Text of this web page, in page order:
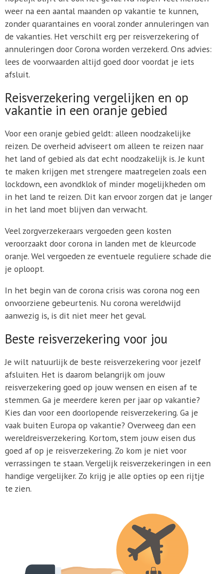
weer na een aantal maanden op vakantie te kunnen,
zonder quarantaines en vooral zonder annuleringen van
de vakanties. Het verschilt erg per reisverzekering of
annuleringen door Corona worden verzekerd. Ons advies:
lees de voorwaarden altijd goed door voordat je iets
afsluit.
Reisverzekering vergelijken en op
vakantie in een oranje gebied
Voor een oranje gebied geldt: alleen noodzakelijke
reizen. De overheid adviseert om alleen te reizen naar
het land of gebied als dat echt noodzakelijk is. Je kunt
te maken krijgen met strengere maatregelen zoals een
lockdown, een avondklok of minder mogelijkheden om
in het land te reizen. Dit kan ervoor zorgen dat je langer
in het land moet blijven dan verwacht.
Veel zorgverzekeraars vergoeden geen kosten
veroorzaakt door corona in landen met de kleurcode
oranje. Wel vergoeden ze eventuele reguliere schade die
je oploopt.
In het begin van de corona crisis was corona nog een
onvoorziene gebeurtenis. Nu corona wereldwijd
aanwezig is, is dit niet meer het geval.
Beste reisverzekering voor jou
Je wilt natuurlijk de beste reisverzekering voor jezelf
afsluiten. Het is daarom belangrijk om jouw
reisverzekering goed op jouw wensen en eisen af te
stemmen. Ga je meerdere keren per jaar op vakantie?
Kies dan voor een doorlopende reisverzekering. Ga je
vaak buiten Europa op vakantie? Overweeg dan een
wereldreisverzekering. Kortom, stem jouw eisen dus
goed af op je reisverzekering. Zo kom je niet voor
verrassingen te staan. Vergelijk reisverzekeringen in een
handige vergelijker. Zo krijg je alle opties op een rijtje
te zien.